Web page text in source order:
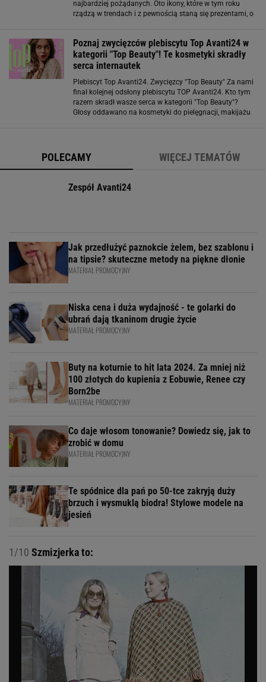
najbardziej pożądanych. Oto ikony, które w tym roku
rządzą w trendach i z pewnością staną się prezentami, o
Poznaj zwycięzców plebiscytu Top Avanti24 w
kategorii "Top Beauty"! Te kosmetyki skradły
serca internautek
Plebiscyt Top Avanti24. Zwycięzcy "Top Beauty" Za nami
finał kolejnej odsłony plebiscytu TOP Avanti24. Kto tym
razem skradł wasze serca w kategorii "Top Beauty"?
Głosy oddawano na kosmetyki do pielęgnacji, makijażu
POLECAMY WIĘCEJ TEMATÓW
Zespół Avanti24
Jak przedłużyć paznokcie żelem, bez szablonu i
na tipsie? skuteczne metody na piękne dłonie
MATERIAŁ PROMOCYJNY
Niska cena i duża wydajność - te golarki do
ubrań dają tkaninom drugie życie
MATERIAŁ PROMOCYJNY
Buty na koturnie to hit lata 2024. Za mniej niż
100 złotych do kupienia z Eobuwie, Renee czy
Born2be
MATERIAŁ PROMOCYJNY
Co daje włosom tonowanie? Dowiedz się, jak to
zrobić w domu
MATERIAŁ PROMOCYJNY
Te spódnice dla pań po 50-tce zakryją duży
brzuch i wysmuklą biodra! Stylowe modele na
jesień
1/10 Szmizjerka to: